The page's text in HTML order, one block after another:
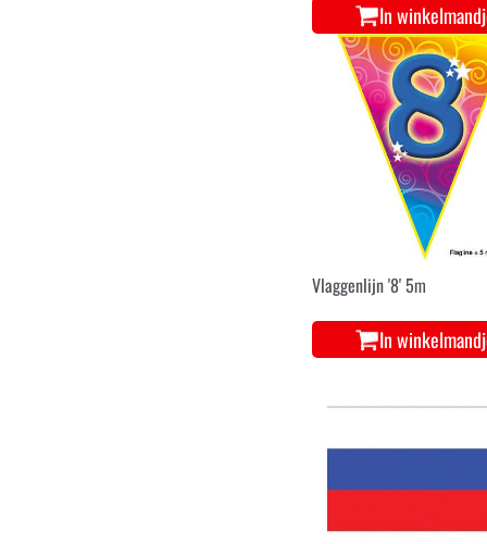
In
Vlaggenlijn '8' 5m
In